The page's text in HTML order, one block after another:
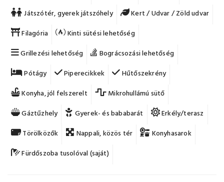
Játszótér, gyerek játszóhely
Kert / Udvar / Zöld udvar
Filagória
Kinti sütési lehetőség
Grillezési lehetőség
Bográcsozási lehetőség
Pótágy
Piperecikkek
Hűtőszekrény
Konyha, jól felszerelt
Mikrohullámú sütő
Gáztűzhely
Gyerek- és bababarát
Erkély/terasz
Törölközők
Nappali, közös tér
Konyhasarok
Fürdőszoba tusolóval (saját)